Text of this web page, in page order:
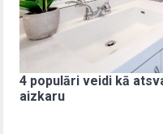
4 populāri veidi kā
aizkaru